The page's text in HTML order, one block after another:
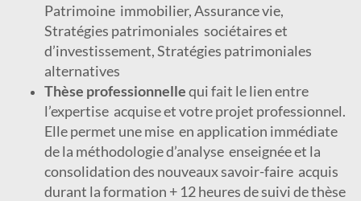
Patrimoine immobilier, Assurance vie,
Stratégies patrimoniales sociétaires et
d’investissement, Stratégies patrimoniales
alternatives
Thèse professionnellequi fait le lien entre
l’expertise acquise et votre projet professionnel.
Elle permet une mise en application immédiate
de la méthodologie d’analyse enseignée et la
consolidation des nouveaux savoir-faire acquis
durant la formation + 12 heures de suivi de thèse